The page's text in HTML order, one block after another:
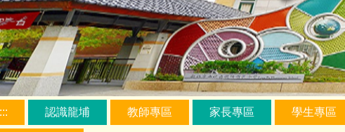
::: 認識龍埔 教師專區 家長專區 學生專區